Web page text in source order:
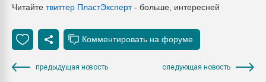
Читайте твиттер ПластЭксперт- больше, интересней
предыдущая новость следующая новость